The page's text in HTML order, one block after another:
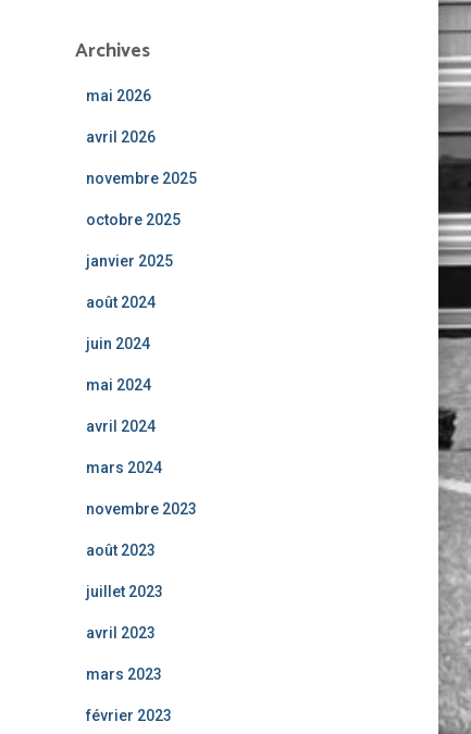
Archives
mai 2026
avril 2026
novembre 2025
octobre 2025
janvier 2025
août 2024
juin 2024
mai 2024
avril 2024
mars 2024
novembre 2023
août 2023
juillet 2023
avril 2023
mars 2023
février 2023